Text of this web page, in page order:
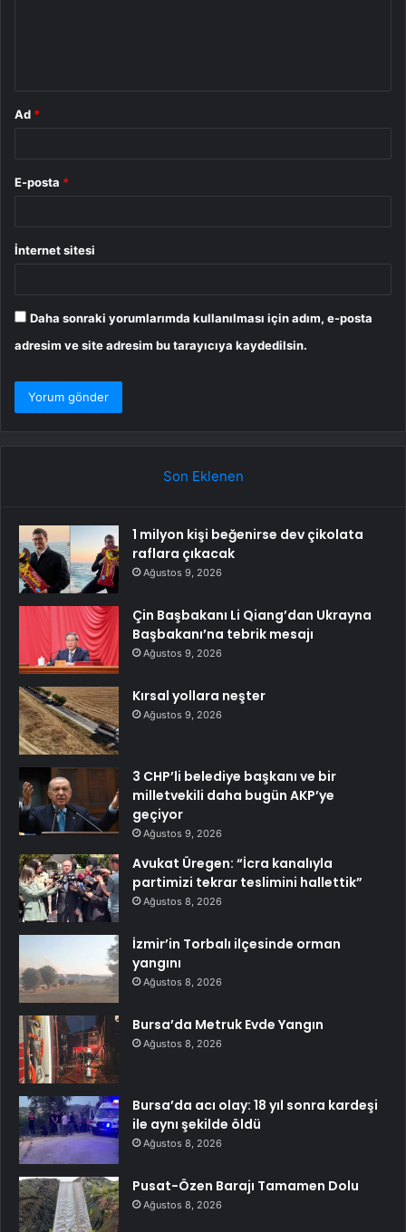
Ad *
E-posta *
İnternet sitesi
Daha sonraki yorumlarımda kullanılması için adım, e-posta
adresim ve site adresim bu tarayıcıya kaydedilsin.
Son Eklenen
1 milyon kişi beğenirse dev çikolata
raflara çıkacak
Ağustos 9, 2026
Çin Başbakanı Li Qiang’dan Ukrayna
Başbakanı’na tebrik mesajı
Ağustos 9, 2026
Kırsal yollara neşter
Ağustos 9, 2026
3 CHP’li belediye başkanı ve bir
milletvekili daha bugün AKP’ye
geçiyor
Ağustos 9, 2026
Avukat Üregen: “İcra kanalıyla
partimizi tekrar teslimini hallettik”
Ağustos 8, 2026
İzmir’in Torbalı ilçesinde orman
yangını
Ağustos 8, 2026
Bursa’da Metruk Evde Yangın
Ağustos 8, 2026
Bursa’da acı olay: 18 yıl sonra kardeşi
ile aynı şekilde öldü
Ağustos 8, 2026
Pusat-Özen Barajı Tamamen Dolu
Ağustos 8, 2026